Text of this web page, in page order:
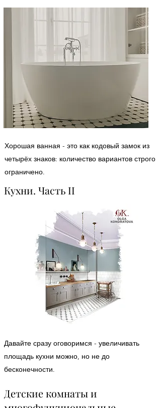
Хорошая ванная - это как кодовый замок из
четырёх знаков: количество вариантов строго
ограничено.
Кухни. Часть II
Детские комнаты и
Давайте сразу оговоримся - увеличивать
площадь кухни можно, но не до
бесконечности.